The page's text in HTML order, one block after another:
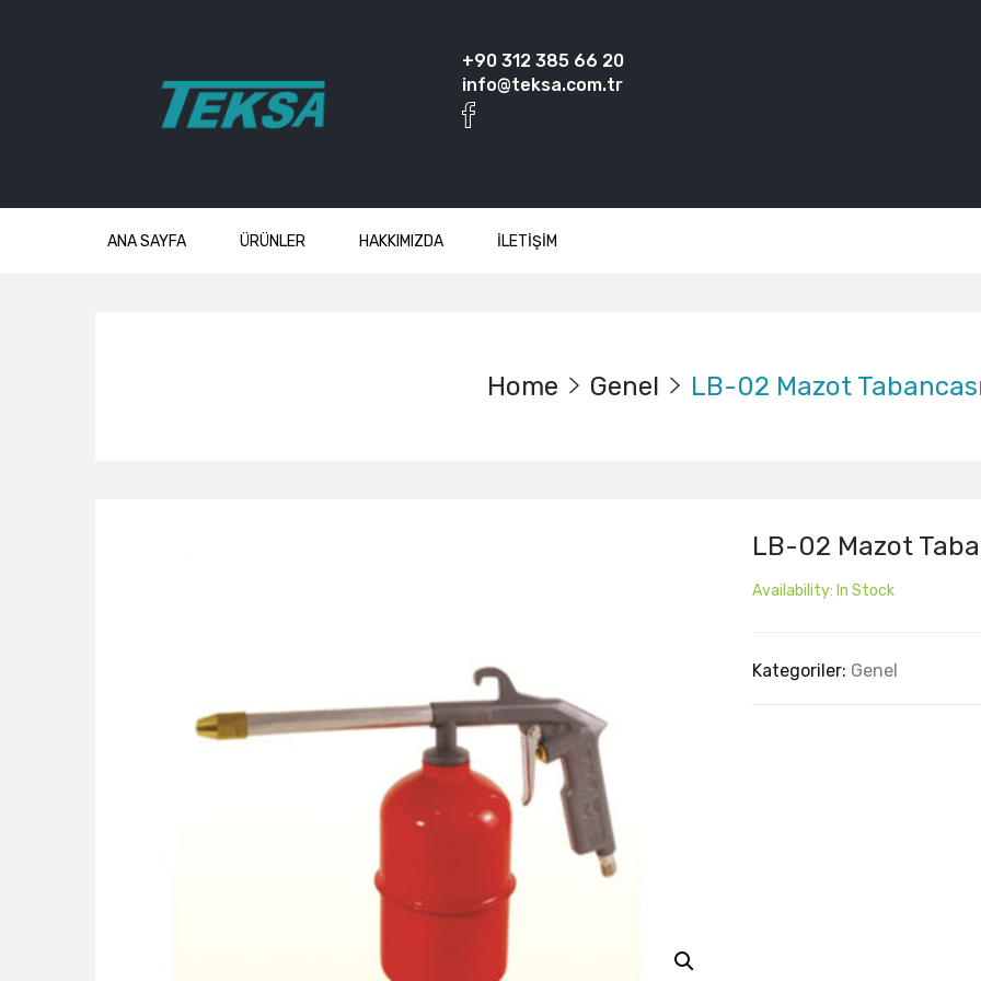
+90 312 385 66 20
info@teksa.com.tr
ANA SAYFA ÜRÜNLER HAKKIMIZDA İLETİŞİM
Home Genel LB-02 Mazot
LB-02 Mazot
Availability: In Stock
Kategoriler: Genel